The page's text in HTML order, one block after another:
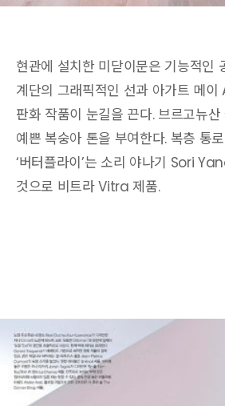
현관에 설치한 미닫이문은 기능적인
계단의 그래픽적인 선과 아가트 메
판화 작품이 눈길을 끈다. 브르고뉴
예쁜 복숭아 톤을 부여한다. 복층 통
‘버터플라이’는 소리 야나기 Sori
것으로 비트라 Vitra 제품.